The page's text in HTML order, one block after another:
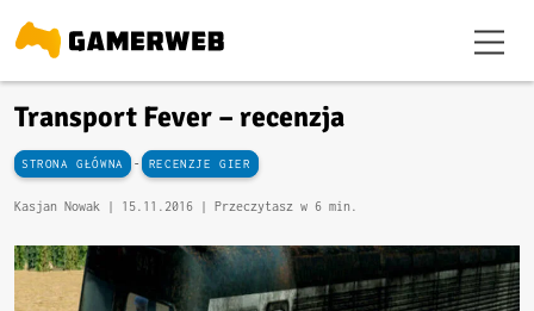
Transport Fever – recenzja
STRONA GŁÓWNA - RECENZJE GIER
Kasjan Nowak | 15.11.2016 | Przeczytasz w 6 min.